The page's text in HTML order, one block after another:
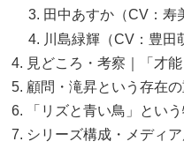
田中あすか（CV：寿
川島緑輝（CV：豊
見どころ・考察｜「才
顧問・滝昇という存在の
「リズと青い鳥」とい
シリーズ構成・メディア